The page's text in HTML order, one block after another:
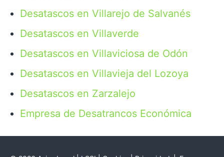
Desatascos en Villarejo de Salvanés
Desatascos en Villaverde
Desatascos en Villaviciosa de Odón
Desatascos en Villavieja del Lozoya
Desatascos en Zarzalejo
Empresa de Desatrancos Económica